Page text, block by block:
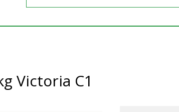
Victoria C1